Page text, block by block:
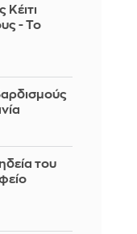
- Το
του